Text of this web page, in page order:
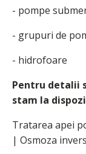
- pompe
- grupuri de
- hidrofoare
Pentru detalii
stam la
Tratarea apei
| Osmoza